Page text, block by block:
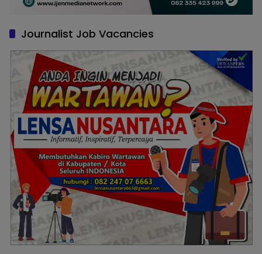
Journalist Job Vacancies